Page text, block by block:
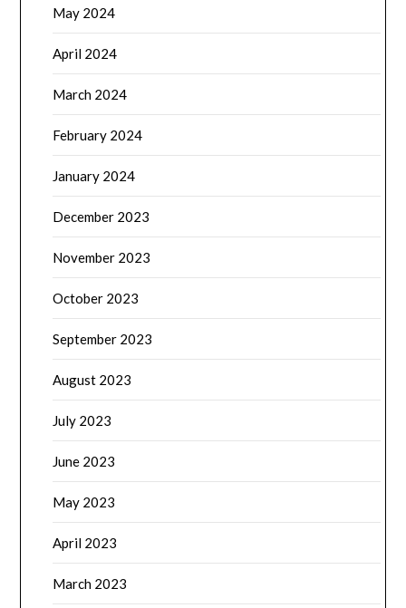
May 2024
April 2024
March 2024
February 2024
January 2024
December 2023
November 2023
October 2023
September 2023
August 2023
July 2023
June 2023
May 2023
April 2023
March 2023